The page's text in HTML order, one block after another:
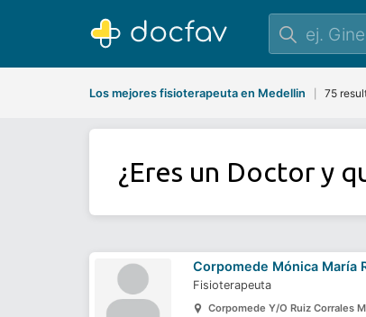
Los mejores fisioterapeuta en Medellin 75
¿Eres un Doctor y
Corpomede Mónica María
Fisioterapeuta
Corpomede Y/O Ruiz Corrales